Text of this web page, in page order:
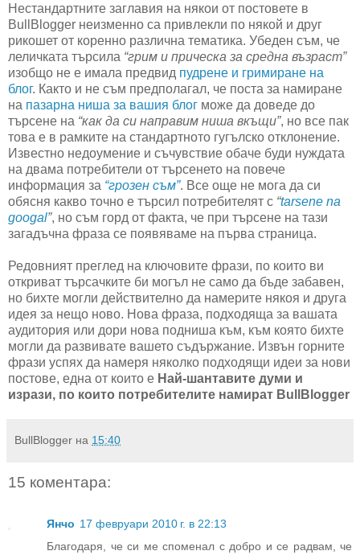
Нестандартните заглавия на някои от постовете в
BullBlogger неизменно са привлекли по някой и друг
рикошет от коренно различна тематика. Убеден съм, че
леличката търсила “грим и прическа за средна възраст”
изобщо не е имала предвид пудрене и гримиране на
блог. Както и не съм предполагал, че поста за намиране
на пазарна ниша за вашия блог може да доведе до
търсене на “как да си направим ниша вкъщи”, но все пак
това е в рамките на стандартното гугълско отклонение.
Известно недоумение и съчувствие обаче буди нуждата
на двама потребители от търсенето на повече
информация за “грозен съм”. Все още не мога да си
обясня какво точно е търсил потребителят с “tarsene na
googal”, но съм горд от факта, че при търсене на тази
загадъчна фраза се появяваме на първа страница.
Редовният преглед на ключовите фрази, по които ви
откриват търсачките би могъл не само да бъде забавен,
но бихте могли действително да намерите някоя и друга
идея за нещо ново. Нова фраза, подходяща за вашата
аудитория или дори нова подниша към, към която бихте
могли да развивате вашето съдържание. Извън горните
фрази успях да намеря няколко подходящи идеи за нови
постове, една от които е Най-шантавите думи и
изрази, по които потребителите намират BullBlogger
BullBlogger на 15:40
15 коментара:
Янчо 17 февруари 2010 г. в 22:13
Благодаря, че си ме споменал с добро и се радвам, че